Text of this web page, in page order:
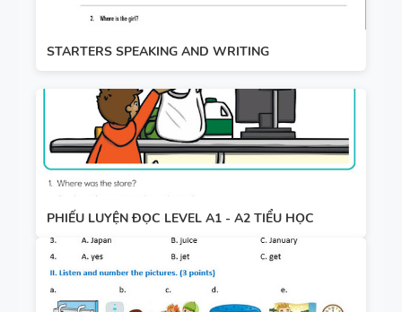
STARTERS SPEAKING AND WRITING
PHIẾU LUYỆN ĐỌC LEVEL A1 - A2 TIỂU HỌC